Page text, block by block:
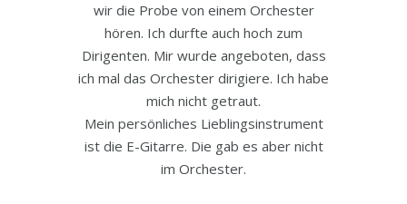
wir die Probe von einem Orchester
hören. Ich durfte auch hoch zum
Dirigenten. Mir wurde angeboten, dass
ich mal das Orchester dirigiere. Ich habe
mich nicht getraut.
Mein persönliches Lieblingsinstrument
ist die E-Gitarre. Die gab es aber nicht
im Orchester.